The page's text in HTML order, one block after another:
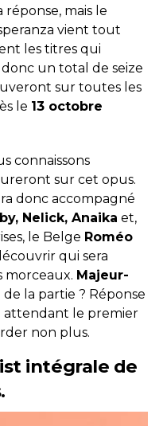
mais le
vient tout
les titres qui
donc un total de seize
sur toutes les
le 13 octobre
connaissons
sur cet opus.
donc accompagné
Nelick, Anaika et,
le Belge Roméo
qui sera
morceaux. Majeur-
la partie ? Réponse
attendant le premier
non plus.
intégrale de